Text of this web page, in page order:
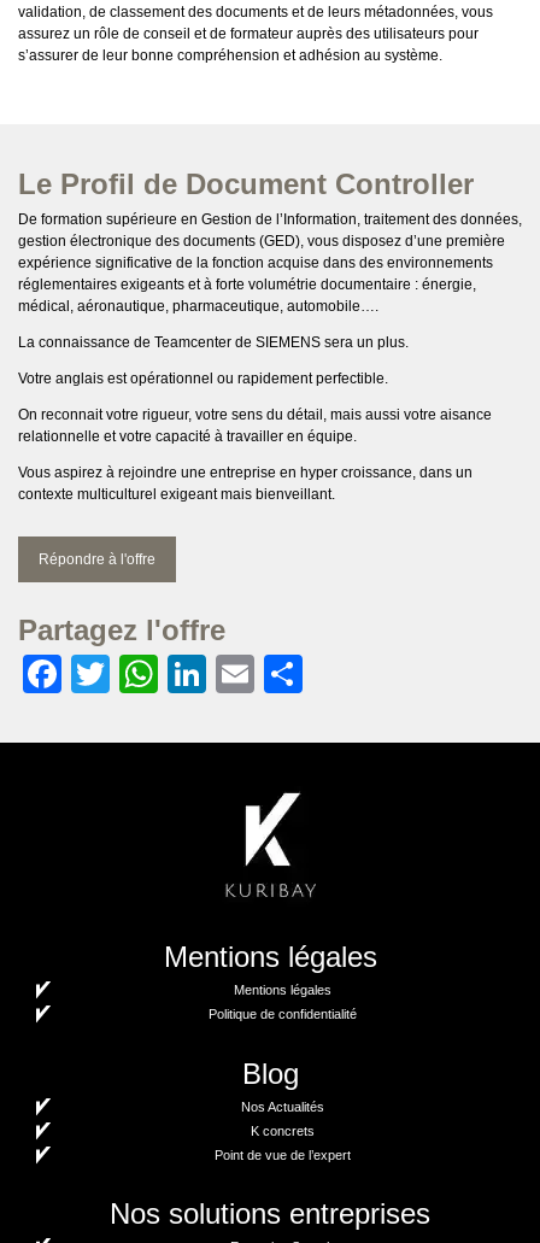
validation, de classement des documents et de leurs métadonnées, vous
assurez un rôle de conseil et de formateur auprès des utilisateurs pour
s’assurer de leur bonne compréhension et adhésion au système.
Le Profil de Document Controller
De formation supérieure en Gestion de l’Information, traitement des données,
gestion électronique des documents (GED), vous disposez d’une première
expérience significative de la fonction acquise dans des environnements
réglementaires exigeants et à forte volumétrie documentaire : énergie,
médical, aéronautique, pharmaceutique, automobile….
La connaissance de Teamcenter de SIEMENS sera un plus.
Votre anglais est opérationnel ou rapidement perfectible.
On reconnait votre rigueur, votre sens du détail, mais aussi votre aisance
relationnelle et votre capacité à travailler en équipe.
Vous aspirez à rejoindre une entreprise en hyper croissance, dans un
contexte multiculturel exigeant mais bienveillant.
Répondre à l'offre
Partagez l'offre
Facebook
TwitterWhatsApp
LinkedIn
Email
Mentions légales
Mentions légales
Politique de confidentialité
Blog
Nos Actualités
K concrets
Point de vue de l’expert
Nos solutions entreprises